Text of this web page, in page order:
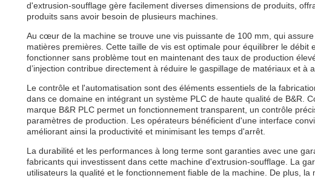
d'extrusion-soufflage gère facilement diverses dimensions de produits,
produits sans avoir besoin de plusieurs machines.
Au cœur de la machine se trouve une vis puissante de 100 mm, qui
matières premières. Cette taille de vis est optimale pour équilibrer le
fonctionner sans problème tout en maintenant des taux de production
d’injection contribue directement à réduire le gaspillage de matériaux et à
Le contrôle et l'automatisation sont des éléments essentiels de la
dans ce domaine en intégrant un système PLC de haute qualité de B&R.
marque B&R PLC permet un fonctionnement transparent, un contrôle
paramètres de production. Les opérateurs bénéficient d'une interface
améliorant ainsi la productivité et minimisant les temps d'arrêt.
La durabilité et les performances à long terme sont garanties avec une
fabricants qui investissent dans cette machine d'extrusion-soufflage. La
utilisateurs la qualité et le fonctionnement fiable de la machine. De plus,